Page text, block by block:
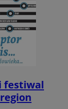
festiwal